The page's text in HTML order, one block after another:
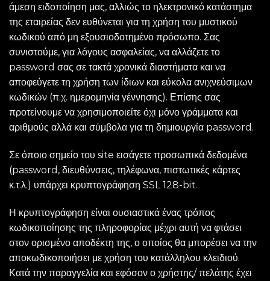
άμεση ειδοποίηση μας, αλλιώς το ηλεκτρονικό κατάστημα
της εταιρείας δεν ευθύνεται για τη χρήση του μυστικού
κωδικού από μη εξουσιοδοτημένο πρόσωπο. Σας
συνιστούμε, για λόγους ασφαλείας, να αλλάζετε το
password σας σε τακτά χρονικά διαστήματα και να
αποφεύγετε τη χρήση των ίδιων και εύκολα ανιχνεύσιμων
κωδικών (π.χ. ημερομηνία γέννησης). Επίσης σας
προτείνουμε να χρησιμοποιείτε όχι μόνο γράμματα και
αριθμούς αλλά και σύμβολα για τη δημιουργία password.
Σε όποιο σημείο του site εισάγετε προσωπικά δεδομένα
(password, διευθύνσεις, τηλέφωνα, πιστωτικές κάρτες
κ.τ.λ.) υπάρχει κρυπτογράφηση SSL 128-bit.
Η κρυπτογράφηση είναι ουσιαστικά ένας τρόπος
κωδικοποίησης της πληροφορίας μέχρι αυτή να φτάσει
στον ορισμένο αποδέκτη της, ο οποίος θα μπορέσει να την
αποκωδικοποιήσει με χρήση του κατάλληλου κλειδιού.
Κατά την παραγγελία και εφόσον ο χρήστης/ πελάτης έχει